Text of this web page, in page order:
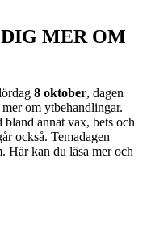
MER OM
8 oktober, dagen
om ytbehandlingar.
annat vax, bets och
också. Temadagen
Här kan du läsa mer och